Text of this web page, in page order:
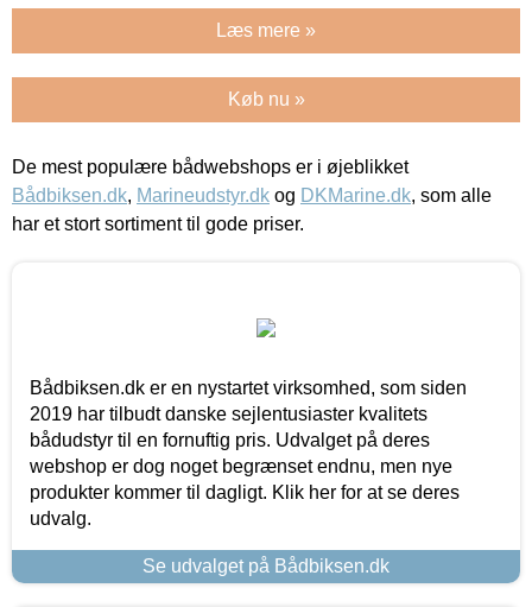
Læs mere »
Køb nu »
De mest populære bådwebshops er i øjeblikket
Bådbiksen.dk, Marineudstyr.dk og DKMarine.dk, som alle
har et stort sortiment til gode priser.
Bådbiksen.dk er en nystartet virksomhed, som siden
2019 har tilbudt danske sejlentusiaster kvalitets
bådudstyr til en fornuftig pris. Udvalget på deres
webshop er dog noget begrænset endnu, men nye
produkter kommer til dagligt. Klik her for at se deres
udvalg.
Se udvalget på Bådbiksen.dk